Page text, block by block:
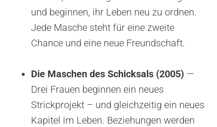
und beginnen, ihr Leben neu zu ordnen.
Jede Masche steht für eine zweite
Chance und eine neue Freundschaft.
Die Maschen des Schicksals (2005) —
Drei Frauen beginnen ein neues
Strickprojekt – und gleichzeitig ein neues
Kapitel im Leben. Beziehungen werden